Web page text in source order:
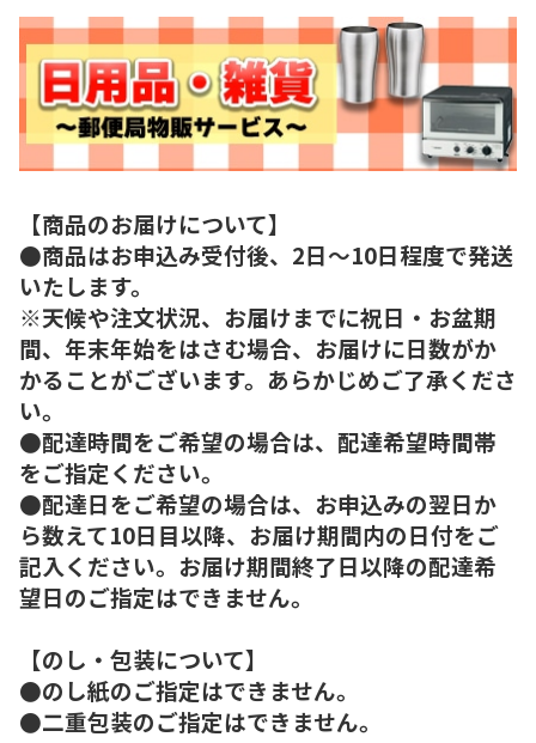
【商品のお届けについて】
●商品はお申込み受付後、2日～10日程度で発送
いたします。
※天候や注文状況、お届けまでに祝日・お盆期
間、年末年始をはさむ場合、お届けに日数がか
かることがございます。あらかじめご了承くださ
い。
●配達時間をご希望の場合は、配達希望時間帯
をご指定ください。
●配達日をご希望の場合は、お申込みの翌日か
ら数えて10日目以降、お届け期間内の日付をご
記入ください。お届け期間終了日以降の配達希
望日のご指定はできません。
【のし・包装について】
●のし紙のご指定はできません。
●二重包装のご指定はできません。